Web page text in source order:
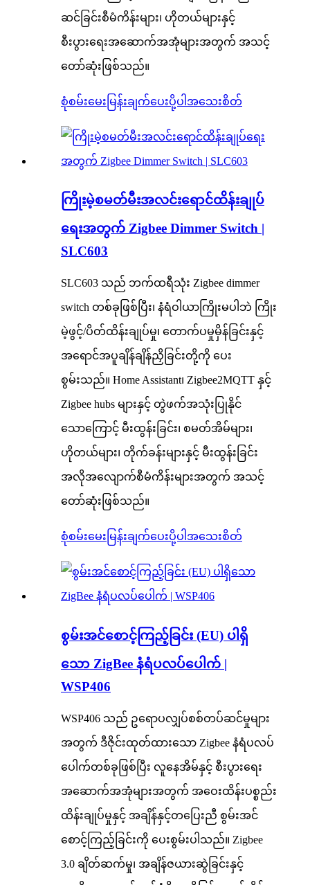
ဆင်ခြင်းစီမံကိန်းများ၊ ဟိုတယ်များနှင့်
စီးပွားရေးအဆောက်အအုံများအတွက် အသင့်
တော်ဆုံးဖြစ်သည်။
စုံစမ်းမေးမြန်းချက်ပေးပို့ပါ အသေးစိတ်
ကြိုးမဲ့စမတ်မီးအလင်းရောင်ထိန်းချုပ်
ရေးအတွက် Zigbee Dimmer Switch |
SLC603
SLC603 သည် ဘက်ထရီသုံး Zigbee dimmer
switch တစ်ခုဖြစ်ပြီး၊ နံရံဝါယာကြိုးမပါဘဲ ကြိုး
မဲ့ဖွင့်/ပိတ်ထိန်းချုပ်မှု၊ တောက်ပမှုမှိန်ခြင်းနှင့်
အရောင်အပူချိန်ချိန်ညှိခြင်းတို့ကို ပေး
စွမ်းသည်။ Home Assistant၊ Zigbee2MQTT နှင့်
Zigbee hubs များနှင့် တွဲဖက်အသုံးပြုနိုင်
သောကြောင့် မီးထွန်းခြင်း၊ စမတ်အိမ်များ၊
ဟိုတယ်များ၊ တိုက်ခန်းများနှင့် မီးထွန်းခြင်း
အလိုအလျောက်စီမံကိန်းများအတွက် အသင့်
တော်ဆုံးဖြစ်သည်။
စုံစမ်းမေးမြန်းချက်ပေးပို့ပါ အသေးစိတ်
စွမ်းအင်စောင့်ကြည့်ခြင်း (EU) ပါရှိ
သော ZigBee နံရံပလပ်ပေါက် |
WSP406
WSP406 သည် ဥရောပလျှပ်စစ်တပ်ဆင်မှုများ
အတွက် ဒီဇိုင်းထုတ်ထားသော Zigbee နံရံပလပ်
ပေါက်တစ်ခုဖြစ်ပြီး လူနေအိမ်နှင့် စီးပွားရေး
အဆောက်အအုံများအတွက် အဝေးထိန်းပစ္စည်း
ထိန်းချုပ်မှုနှင့် အချိန်နှင့်တပြေးညီ စွမ်းအင်
စောင့်ကြည့်ခြင်းကို ပေးစွမ်းပါသည်။ Zigbee
3.0 ချိတ်ဆက်မှု၊ အချိန်ဇယားဆွဲခြင်းနှင့်